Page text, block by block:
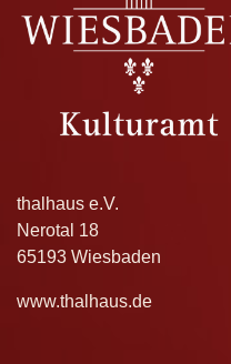
thalhaus e.V.
Nerotal 18
65193 Wiesbaden
www.thalhaus.de